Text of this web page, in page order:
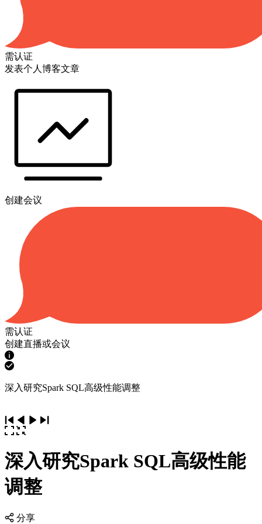
需认证
发表个人博客文章
创建会议
需认证
创建直播或会议
深入研究Spark SQL高级性能调整
深入研究Spark SQL高级性能
调整
分享